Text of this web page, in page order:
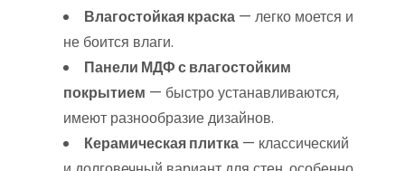
Влагостойкая краска — легко моется и
не боится влаги.
Панели МДФ с влагостойким
покрытием — быстро устанавливаются,
имеют разнообразие дизайнов.
Керамическая плитка — классический